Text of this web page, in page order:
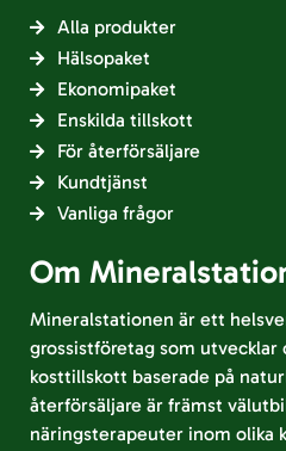
Alla produkter
Hälsopaket
Ekonomipaket
Enskilda tillskott
För återförsäljare
Kundtjänst
Vanliga frågor
Om
Mineralstationen är ett
grossistföretag som utvecklar
kosttillskott baserade på
återförsäljare är främst
näringsterapeuter inom olika